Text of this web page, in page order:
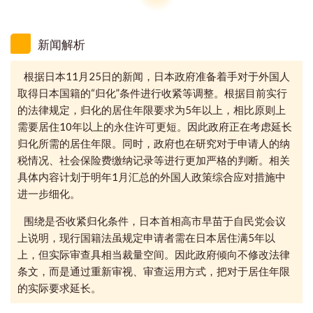
新闻解析
根据日本11月25日的新闻，日本政府准备着手对于外国人
取得日本国籍的“归化”条件进行收紧等调整。根据目前实行
的法律规定，归化的居住年限要求为5年以上，相比原则上
需要居住10年以上的永住许可更短。因此政府正在考虑延长
归化所需的居住年限。同时，政府也在研究对于申请人的纳
税情况、社会保险费缴纳记录等进行更加严格的判断。相关
具体内容计划于明年1月汇总的外国人政策综合应对措施中
进一步细化。
围绕是否收紧归化条件，日本首相高市早苗于自民党会议
上说明，现行国籍法虽规定申请者需在日本居住满5年以
上，但实际审查具相当裁量空间。因此政府倾向不修改法律
条文，而是通过重新审视、审查运用方式，把对于居住年限
的实际要求延长。